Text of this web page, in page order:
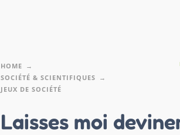
HOME
SOCIÉTÉ & SCIENTIFIQUES
JEUX DE SOCIÉTÉ
Laisses moi